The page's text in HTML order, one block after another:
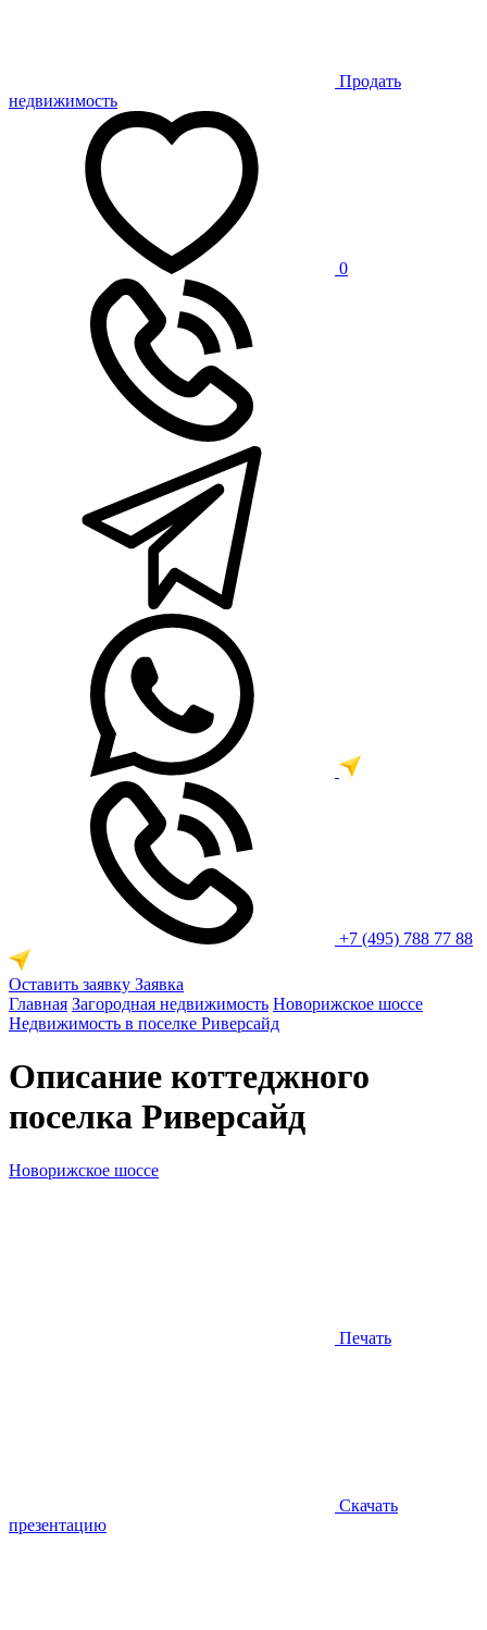
Продать
недвижимость
0
+7 (495) 788 77 88
Оставить заявку Заявка
Главная Загородная недвижимость Новорижское шоссе
Недвижимость в поселке Риверсайд
Описание коттеджного
поселка Риверсайд
Новорижское шоссе
Печать
Скачать
презентацию